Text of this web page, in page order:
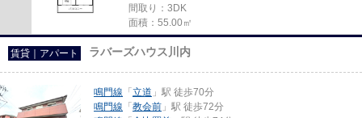
間取り：3DK
面積：55.00㎡
賃貸｜アパート ラバーズハウス川内
鳴門線 「 立道 」駅 徒歩70分
鳴門線 「 教会前 」駅 徒歩72分